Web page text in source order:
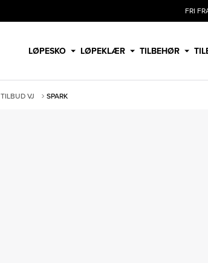
FRI
LØPESKO LØPEKLÆR TILBEHØR
TILBUD VJ
SPARK